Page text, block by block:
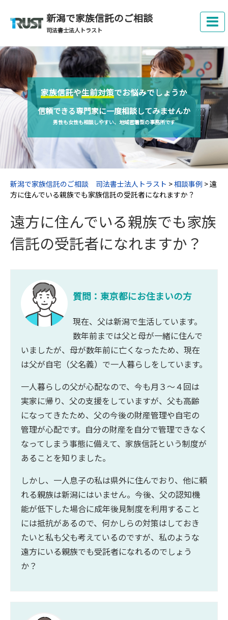
新潟で家族信託のご相談
司法書士法人トラスト
家族信託や生前対策でお悩みでしょうか
信頼できる専門家に一度相談してみませんか
男性も女性も相談しやすい、地域密着型の事務所です
新潟で家族信託のご相談 司法書士法人トラスト >相談事例 >遠
方に住んでいる親族でも家族信託の受託者になれますか？
遠方に住んでいる親族でも家族
信託の受託者になれますか？
質問：東京都にお住まいの方
現在、父は新潟で生活しています。
数年前までは父と母が一緒に住んで
いましたが、母が数年前に亡くなったため、現在
は父が自宅（父名義）で一人暮らしをしています。
一人暮らしの父が心配なので、今も月３～４回は
実家に帰り、父の支援をしていますが、父も高齢
になってきたため、父の今後の財産管理や自宅の
管理が心配です。自分の財産を自分で管理できなく
なってしまう事態に備えて、家族信託という制度が
あることを知りました。
しかし、一人息子の私は県外に住んでおり、他に頼
れる親族は新潟にはいません。今後、父の認知機
能が低下した場合に成年後見制度を利用すること
には抵抗があるので、何かしらの対策はしておき
たいと私も父も考えているのですが、私のような
遠方にいる親族でも受託者になれるのでしょう
か？